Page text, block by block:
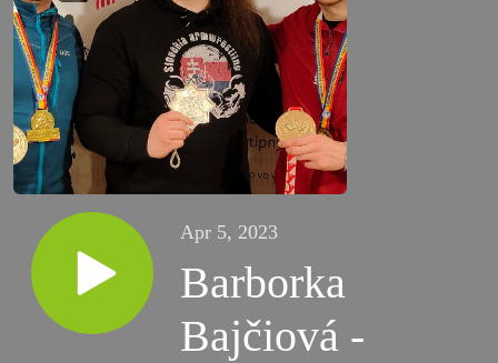
Apr 5, 2023
Barborka
Bajčiová -